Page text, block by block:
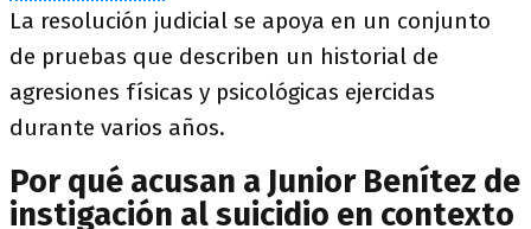
La resolución judicial se apoya en un conjunto
de pruebas que describen un historial de
agresiones físicas y psicológicas ejercidas
durante varios años.
Por qué acusan a Junior Benítez de
instigación al suicidio en contexto